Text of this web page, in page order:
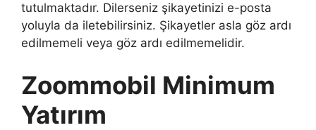
tutulmaktadır. Dilerseniz şikayetinizi e-posta
yoluyla da iletebilirsiniz. Şikayetler asla göz ardı
edilmemeli veya göz ardı edilmemelidir.
Zoommobil Minimum
Yatırım